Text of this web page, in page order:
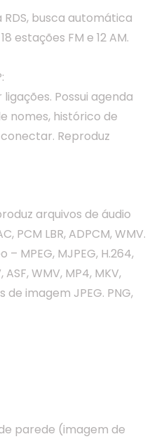
busca automática
estações FM e 12 AM.
Possui agenda
nomes, histórico de
Reproduz
arquivos de áudio
PCM LBR, ADPCM, WMV.
MPEG, MJPEG, H.264,
ASF, WMV, MP4, MKV,
de imagem JPEG. PNG,
parede (imagem de